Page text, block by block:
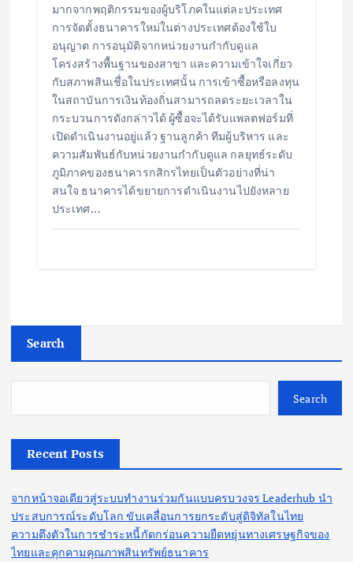
มากจากพฤติกรรมของผู้บริโภคในแต่ละประเทศ
การจัดตั้งธนาคารใหม่ในต่างประเทศต้องใช้ใบ
อนุญาต การอนุมัติจากหน่วยงานกำกับดูแล
โครงสร้างพื้นฐานของสาขา และความเข้าใจเกี่ยว
กับสภาพสินเชื่อในประเทศนั้น การเข้าซื้อหรือลงทุน
ในสถาบันการเงินท้องถิ่นสามารถลดระยะเวลาใน
กระบวนการดังกล่าวได้ ผู้ซื้อจะได้รับแพลตฟอร์มที่
เปิดดำเนินงานอยู่แล้ว ฐานลูกค้า ทีมผู้บริหาร และ
ความสัมพันธ์กับหน่วยงานกำกับดูแล กลยุทธ์ระดับ
ภูมิภาคของธนาคารกสิกรไทยเป็นตัวอย่างที่น่า
สนใจ ธนาคารได้ขยายการดำเนินงานไปยังหลาย
ประเทศ…
Search
Search
Recent Posts
จากหน้าจอเดียวสู่ระบบทำงานร่วมกันแบบครบวงจร Leaderhub นำ
ประสบการณ์ระดับโลก ขับเคลื่อนการยกระดับสู่ดิจิทัลในไทย
ความตึงตัวในการชำระหนี้กัดกร่อนความยืดหยุ่นทางเศรษฐกิจของ
ไทยและคุกคามคุณภาพสินทรัพย์ธนาคาร